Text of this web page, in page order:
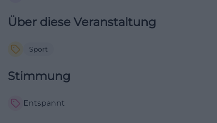
Über diese Veranstaltung
Sport
Stimmung
Entspannt